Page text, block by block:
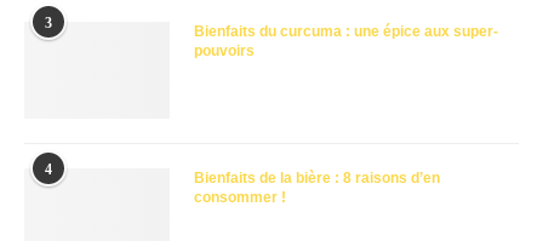
3
Bienfaits du curcuma : une épice aux super-
pouvoirs
4
Bienfaits de la bière : 8 raisons d’en
consommer !